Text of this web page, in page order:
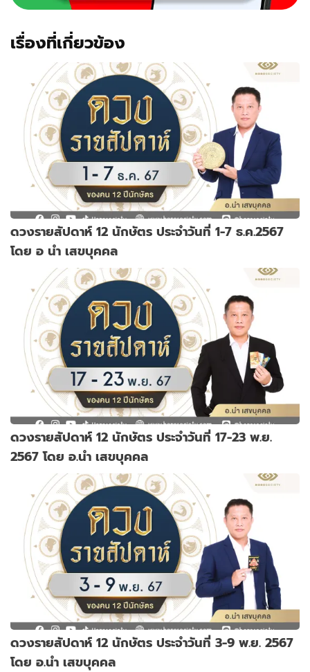
เรื่องที่เกี่ยวข้อง
ดวงรายสัปดาห์ 12 นักษัตร ประจำวันที่ 1-7 ธ.ค.2567
โดย อ นำ เสขบุคคล
ดวงรายสัปดาห์ 12 นักษัตร ประจำวันที่ 17-23 พ.ย.
2567 โดย อ.นำ เสขบุคคล
ดวงรายสัปดาห์ 12 นักษัตร ประจำวันที่ 3-9 พ.ย. 2567
โดย อ.นำ เสขบุคคล